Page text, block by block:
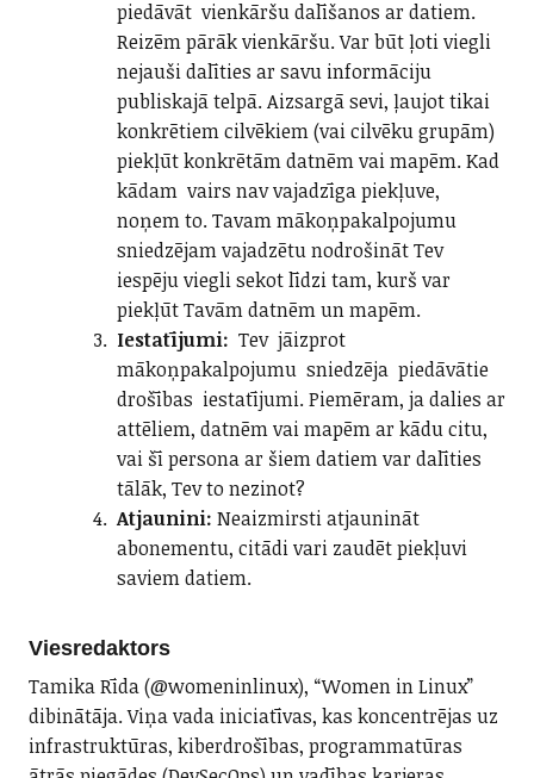
piedāvāt vienkāršu dalīšanos ar datiem.
Reizēm pārāk vienkāršu. Var būt ļoti viegli
nejauši dalīties ar savu informāciju
publiskajā telpā. Aizsargā sevi, ļaujot tikai
konkrētiem cilvēkiem (vai cilvēku grupām)
piekļūt konkrētām datnēm vai mapēm. Kad
kādam vairs nav vajadzīga piekļuve,
noņem to. Tavam mākoņpakalpojumu
sniedzējam vajadzētu nodrošināt Tev
iespēju viegli sekot līdzi tam, kurš var
piekļūt Tavām datnēm un mapēm.
Iestatījumi: Tev jāizprot
mākoņpakalpojumu sniedzēja piedāvātie
drošības iestatījumi. Piemēram, ja dalies ar
attēliem, datnēm vai mapēm ar kādu citu,
vai šī persona ar šiem datiem var dalīties
tālāk, Tev to nezinot?
Atjaunini: Neaizmirsti atjaunināt
abonementu, citādi vari zaudēt piekļuvi
saviem datiem.
Viesredaktors
Tamika Rīda (@womeninlinux), “Women in Linux”
dibinātāja. Viņa vada iniciatīvas, kas koncentrējas uz
infrastruktūras, kiberdrošības, programmatūras